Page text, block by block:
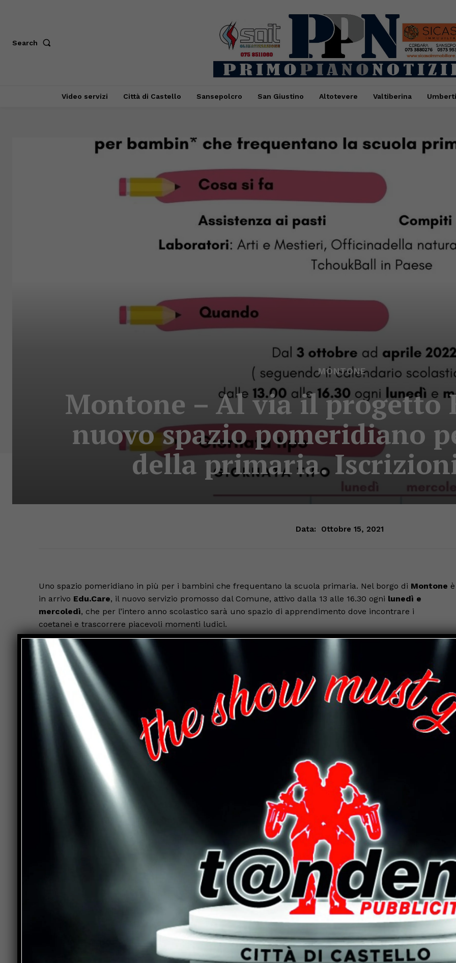
Search
Video servizi Città di Castello Sansepolcro San Giustino Altotevere Valtiberina
MONTONE
Montone – Al via il progetto
nuovo spazio pomeridiano
della primaria.
Data: Ottobre 15, 2021
Uno spazio pomeridiano in più per i bambini che frequentano la scuola primaria. Nel borgo di Montone è
in arrivo Edu.Care, il nuovo servizio promosso dal Comune, attivo dalla 13 alle 16.30 ogni lunedì e
mercoledì, che per l’intero anno scolastico sarà uno spazio di apprendimento dove incontrare i
coetanei e trascorrere piacevoli momenti ludici.
Il progetto intende promuovere un nuovo modo di vivere gli spazi ai tempi della relazione educativa e
sociale, attraverso attività e servizi educativi che pongono manifestazioni artistico-culturali del luogo al
centro dell’azione educativa.
Le attività saranno coordinate da educatori ed esperti del settore, nel rispetto delle norme sanitarie per il
contenimento del contagio da Covid-19.
Nel pacchetto sono inclusi il servizio di assistenza ai pasti e compiti, insieme a una serie di laboratori
quello di arte e mestieri, musica, officina della natura e tchoukball in paese.
Le famiglie interessate hanno tempo
per compilare l’apposito modello di iscrizione,
scegliendo tra due fasce orarie: 13 – 16.30 con mensa, oppure 14 – 16.30 part-time.
Simone Bezzini: “In Andrea Laurenzi ho
attenzione e preparazione rispetto alla
Next article
Oggi ultima riunione per la Giunta
Comunale